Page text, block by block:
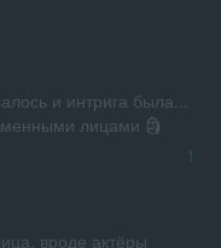
и интрига была...
лицами 🗿
1
вроде актёры